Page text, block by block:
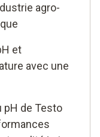
agro-
et
avec une
pH de Testo